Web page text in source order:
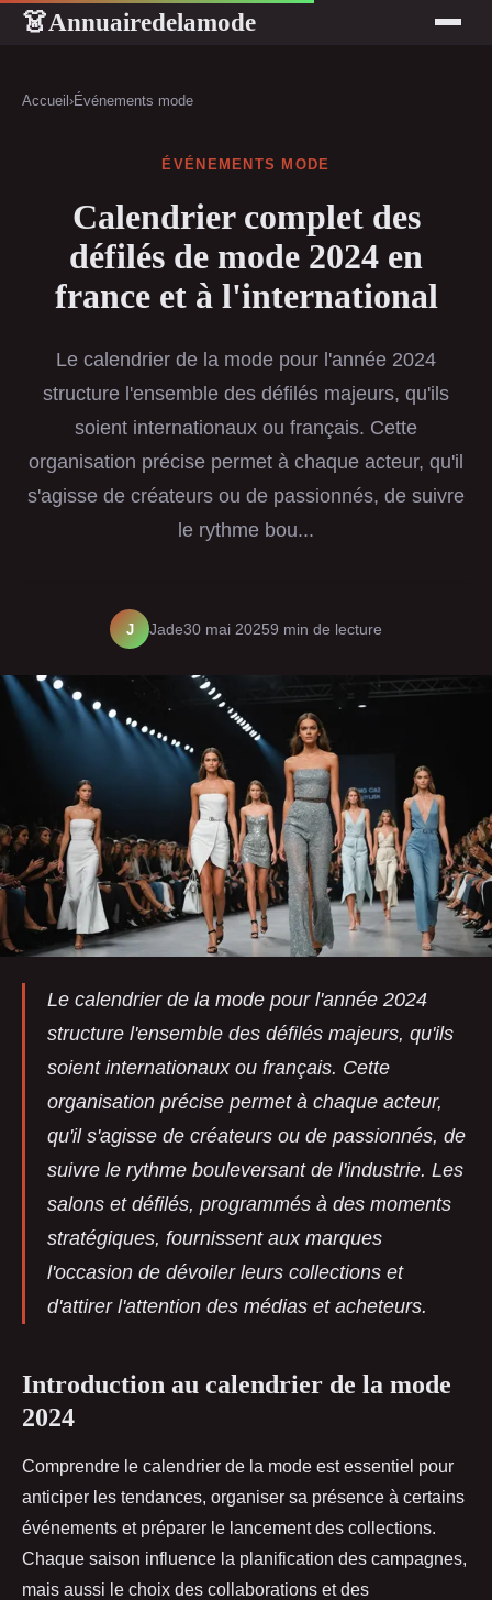
👗Annuairedelamode
Accueil ›Événements mode
ÉVÉNEMENTS MODE
Calendrier complet des
défilés de mode 2024 en
france et à l'international
Le calendrier de la mode pour l'année 2024
structure l'ensemble des défilés majeurs, qu'ils
soient internationaux ou français. Cette
organisation précise permet à chaque acteur, qu'il
s'agisse de créateurs ou de passionnés, de suivre
le rythme bou...
J Jade30 mai 20259 min de lecture
Le calendrier de la mode pour l'année 2024
structure l'ensemble des défilés majeurs, qu'ils
soient internationaux ou français. Cette
organisation précise permet à chaque acteur,
qu'il s'agisse de créateurs ou de passionnés, de
suivre le rythme bouleversant de l'industrie. Les
salons et défilés, programmés à des moments
stratégiques, fournissent aux marques
l'occasion de dévoiler leurs collections et
d'attirer l'attention des médias et acheteurs.
Introduction au calendrier de la mode
2024
Comprendre le calendrier de la mode est essentiel pour
anticiper les tendances, organiser sa présence à certains
événements et préparer le lancement des collections.
Chaque saison influence la planification des campagnes,
mais aussi le choix des collaborations et des